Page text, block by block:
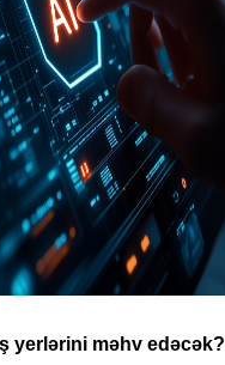
yerlərini məhv edəcək?